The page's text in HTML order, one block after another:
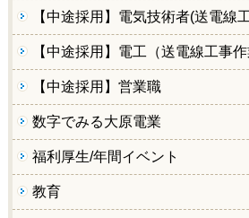
【中途採用】電気技術者(送電線
【中途採用】電工（送電線工事作
【中途採用】営業職
数字でみる大原電業
福利厚生/年間イベント
教育